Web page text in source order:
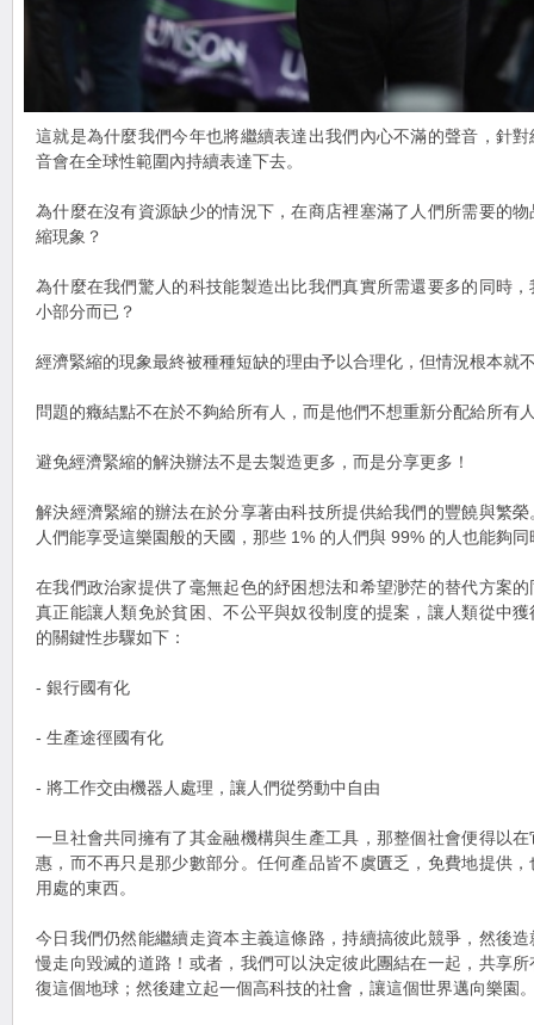
這就是為什麼我們今年也將繼續表達出我們內心不滿的聲音，針
音會在全球性範圍內持續表達下去。
為什麼在沒有資源缺少的情況下，在商店裡塞滿了人們所需要的
縮現象？
為什麼在我們驚人的科技能製造出比我們真實所需還要多的同時
小部分而已？
經濟緊縮的現象最終被種種短缺的理由予以合理化，但情況根本就
問題的癥結點不在於不夠給所有人，而是他們不想重新分配給所有
避免經濟緊縮的解決辦法不是去製造更多，而是分享更多！
解決經濟緊縮的辦法在於分享著由科技所提供給我們的豐饒與繁
人們能享受這樂園般的天國，那些 1% 的人們與 99% 的人也能夠
在我們政治家提供了毫無起色的紓困想法和希望渺茫的替代方案
真正能讓人類免於貧困、不公平與奴役制度的提案，讓人類從中
的關鍵性步驟如下：
- 銀行國有化
- 生產途徑國有化
- 將工作交由機器人處理，讓人們從勞動中自由
一旦社會共同擁有了其金融機構與生產工具，那整個社會便得以
惠，而不再只是那少數部分。任何產品皆不虞匱乏，免費地提供
用處的東西。
今日我們仍然能繼續走資本主義這條路，持續搞彼此競爭，然後
慢走向毀滅的道路！或者，我們可以決定彼此團結在一起，共享
復這個地球；然後建立起一個高科技的社會，讓這個世界邁向樂園